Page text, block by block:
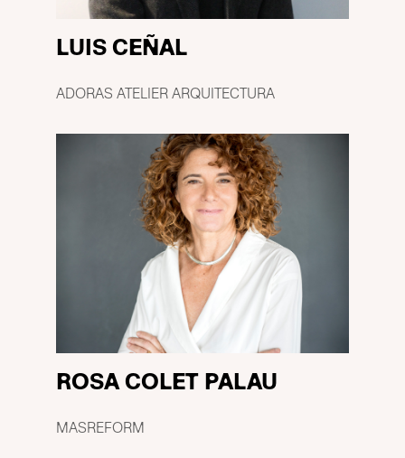
LUIS CEÑAL
ADORAS ATELIER ARQUITECTURA
ROSA COLET PALAU
MASREFORM